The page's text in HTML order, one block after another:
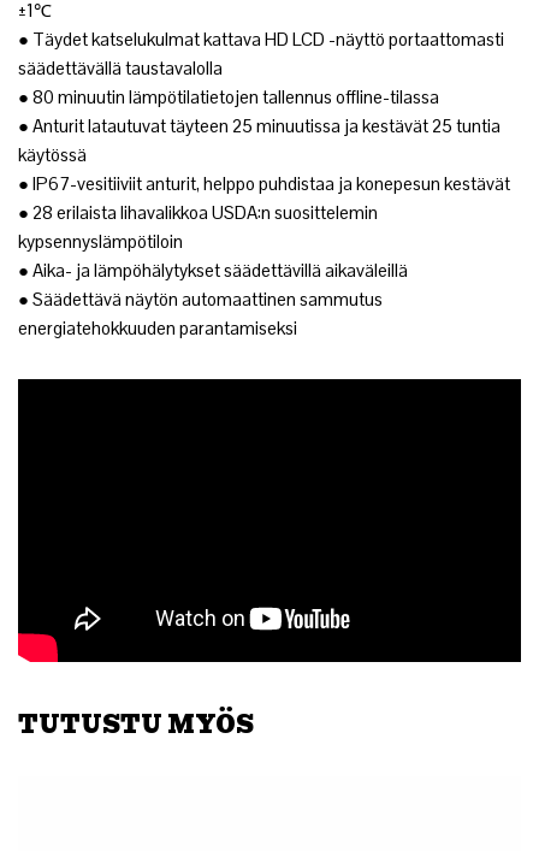
±1℃
● Täydet katselukulmat kattava HD LCD -näyttö portaattomasti
säädettävällä taustavalolla
● 80 minuutin lämpötilatietojen tallennus offline-tilassa
● Anturit latautuvat täyteen 25 minuutissa ja kestävät 25 tuntia
käytössä
● IP67-vesitiiviit anturit, helppo puhdistaa ja konepesun kestävät
● 28 erilaista lihavalikkoa USDA:n suosittelemin
kypsennyslämpötiloin
● Aika- ja lämpöhälytykset säädettävillä aikaväleillä
● Säädettävä näytön automaattinen sammutus
energiatehokkuuden parantamiseksi
TUTUSTU MYÖS